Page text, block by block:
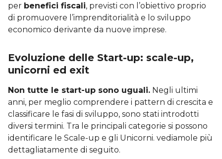
per benefici fiscali, previsti con l’obiettivo proprio
di promuovere l’imprenditorialità e lo sviluppo
economico derivante da nuove imprese.
Evoluzione delle Start-up: scale-up,
unicorni ed exit
Non tutte le start-up sono uguali. Negli ultimi
anni, per meglio comprendere i pattern di crescita e
classificare le fasi di sviluppo, sono stati introdotti
diversi termini. Tra le principali categorie si possono
identificare le Scale-up e gli Unicorni. vediamole più
dettagliatamente di seguito.